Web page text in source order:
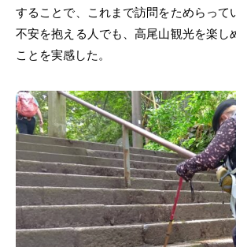
することで、これまで訪問をためらって
不安を抱える人でも、高尾山観光を楽し
ことを実感した。